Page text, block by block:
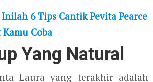
Inilah 6 Tips Cantik Pevita Pearce
Coba
Yang Natural
Laura yang terakhir adalah